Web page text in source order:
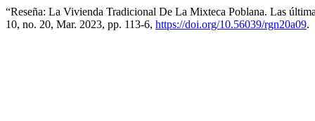
“Reseña: La Vivienda Tradicional De La Mixteca Poblana. Las
10, no. 20, Mar. 2023, pp. 113-6, https://doi.org/10.56039/rgn20a09.